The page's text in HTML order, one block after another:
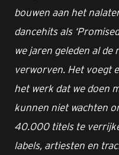
bouwen aan het
dancehits als
we jaren geleden al de
verworven. Het voegt
het werk dat we doen
kunnen niet wachten
40.000 titels te
labels, artiesten en